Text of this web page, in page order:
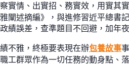
實情、出實招、務實效，用實其
闡述摘編》，與進修習近平總書
績誤差，查準題目不回避，加年
不雅，終極要表現在辦包養故事
工群眾作為一切任務的動身點、